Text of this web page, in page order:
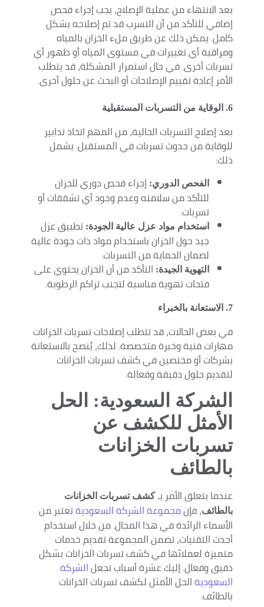
بعد الانتهاء من عملية الإصلاح، يجب إجراء فحص
إضافي للتأكد من أن التسرب قد تم إصلاحه بشكل
كامل. يمكن ذلك عن طريق ملء الخزان بالمياه
ومراقبة أي تغييرات في مستوى المياه أو ظهور أي
تسربات أخرى. في حال استمرار المشكلة، قد يتطلب
الأمر إعادة تقييم الإصلاحات أو البحث عن حلول أخرى.
6. الوقاية من التسربات المستقبلية
بعد إصلاح التسربات الحالية، من المهم اتخاذ تدابير
للوقاية من حدوث تسربات في المستقبل. يشمل
ذلك:
الفحص الدوري: إجراء فحص دوري للخزان
للتأكد من سلامته وعدم وجود أي تشققات أو
تسربات.
استخدام مواد عزل عالية الجودة: تطبيق عزل
جيد حول الخزان باستخدام مواد ذات جودة عالية
لضمان الحماية من التسربات.
التهوية الجيدة: التأكد من أن الخزان يحتوي على
فتحات تهوية مناسبة لتجنب تراكم الرطوبة.
7. الاستعانة بالخبراء
في بعض الحالات، قد تتطلب إصلاحات تسربات الخزانات
مهارات فنية وخبرة متخصصة. لذلك، يُنصح بالاستعانة
بشركات أو مختصين في كشف تسربات الخزانات
لتقديم حلول دقيقة وفعالة.
الشركة السعودية: الحل
الأمثل للكشف عن
تسربات الخزانات
بالطائف
عندما يتعلق الأمر بـكشف تسربات الخزانات
بالطائف، فإنمجموعة الشركة السعوديةتعتبر من
الأسماء الرائدة في هذا المجال. من خلال استخدام
أحدث التقنيات، تضمن المجموعة تقديم خدمات
متميزة لعملائها في كشف تسربات الخزانات بشكل
دقيق وفعال. إليك عشرة أسباب تجعلالشركة
السعوديةالحل الأمثل لكشف تسربات الخزانات
بالطائف: